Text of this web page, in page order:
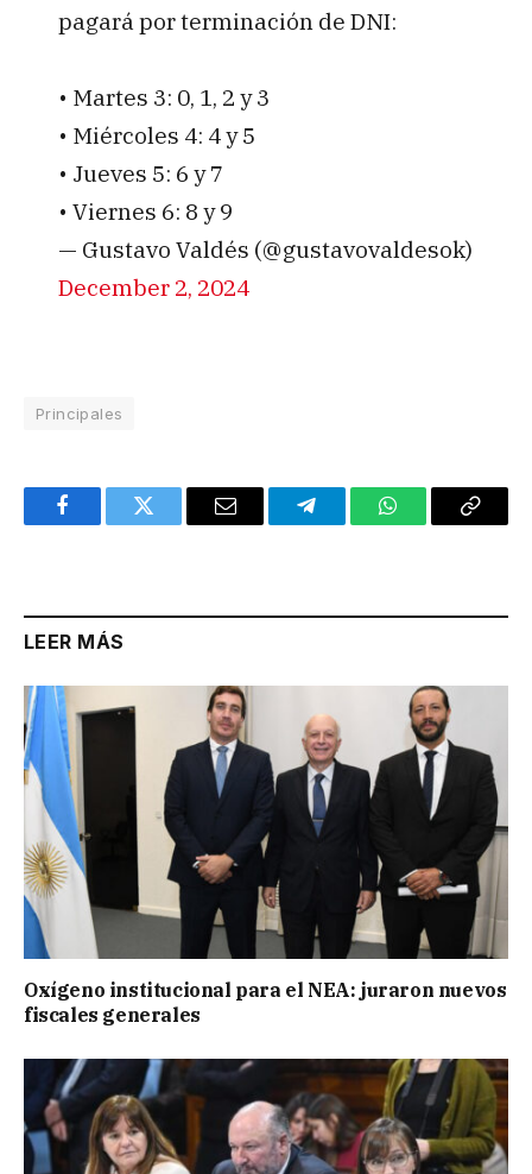
pagará por terminación de DNI:
• Martes 3: 0, 1, 2 y 3
• Miércoles 4: 4 y 5
• Jueves 5: 6 y 7
• Viernes 6: 8 y 9
— Gustavo Valdés (@gustavovaldesok)
December 2, 2024
Principales
FacebookTwitter Email TelegramWhatsAppCopy
LEER MÁS
Oxígeno institucional para el NEA: juraron nuevos
fiscales generales